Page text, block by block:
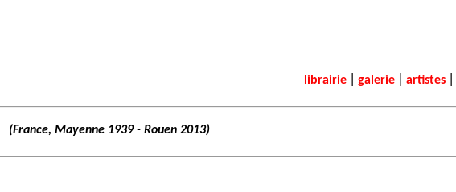
librairie galerie artistes
(France, Mayenne 1939 - Rouen 2013)